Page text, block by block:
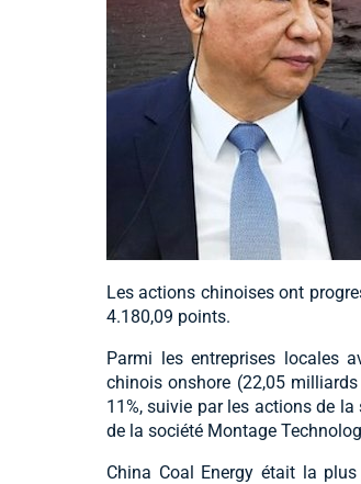
Les actions chinoises ont
4.180,09 points.
Parmi les entreprises locales
chinois onshore (22,05
11%, suivie par les actions de
de la société Montage
China Coal Energy était la